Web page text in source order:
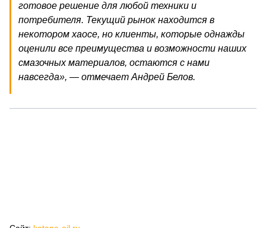
готовое решение для любой техники и
потребителя. Текущий рынок находится в
некотором хаосе, но клиенты, которые однажды
оценили все преимущества и возможности наших
смазочных материалов, остаются с нами
навсегда», — отмечает Андрей Белов.